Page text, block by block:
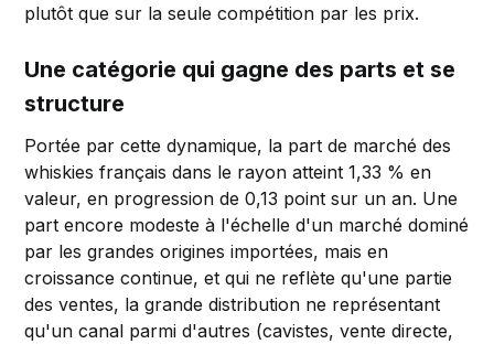
plutôt que sur la seule compétition par les prix.
Une catégorie qui gagne des parts et se
structure
Portée par cette dynamique, la part de marché des
whiskies français dans le rayon atteint 1,33 % en
valeur, en progression de 0,13 point sur un an. Une
part encore modeste à l'échelle d'un marché dominé
par les grandes origines importées, mais en
croissance continue, et qui ne reflète qu'une partie
des ventes, la grande distribution ne représentant
qu'un canal parmi d'autres (cavistes, vente directe,